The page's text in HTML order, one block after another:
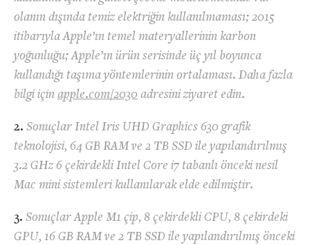
olanın dışında temiz elektriğin kullanılmaması; 2015
itibarıyla Apple’ın temel materyallerinin karbon
yoğunluğu; Apple’ın ürün serisinde üç yıl boyunca
kullandığı taşıma yöntemlerinin ortalaması. Daha fazla
bilgi için apple.com/2030 adresini ziyaret edin.
Sonuçlar Intel Iris UHD Graphics 630 grafik
teknolojisi, 64 GB RAM ve 2 TB SSD ile yapılandırılmış
3.2 GHz 6 çekirdekli Intel Core i7 tabanlı önceki nesil
Mac mini sistemleri kullanılarak elde edilmiştir.
Sonuçlar Apple M1 çip, 8 çekirdekli CPU, 8 çekirdeki
GPU, 16 GB RAM ve 2 TB SSD ile yapılandırılmış önceki